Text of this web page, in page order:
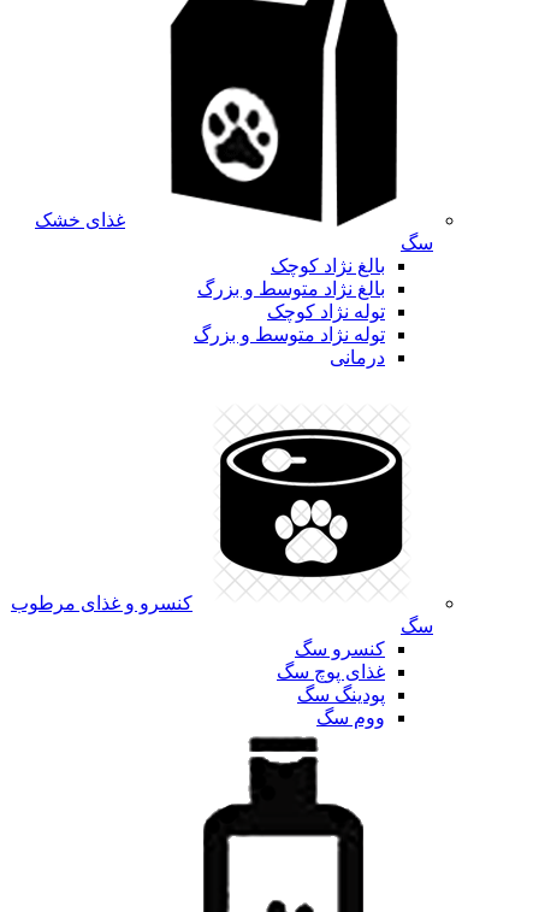
غذای خشک
سگ
بالغ نژاد کوچک
بالغ نژاد متوسط و بزرگ
توله نژاد کوچک
توله نژاد متوسط و بزرگ
درمانی
کنسرو و غذای مرطوب
سگ
کنسرو سگ
غذای پوچ سگ
پودینگ سگ
ووم سگ